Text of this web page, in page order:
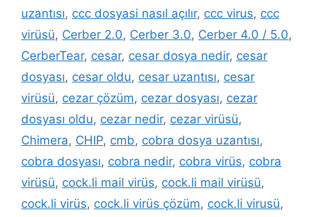
uzantısı, ccc dosyasi nasıl açılır, ccc virus, ccc
virüsü, Cerber 2.0, Cerber 3.0, Cerber 4.0 / 5.0,
CerberTear, cesar, cesar dosya nedir, cesar
dosyası, cesar oldu, cesar uzantısı, cesar
virüsü, cezar çözüm, cezar dosyası, cezar
dosyası oldu, cezar nedir, cezar virüsü,
Chimera, CHIP, cmb, cobra dosya uzantısı,
cobra dosyası, cobra nedir, cobra virüs, cobra
virüsü, cock.li mail virüs, cock.li mail virüsü,
cock.li virüs, cock.li virüs çözüm, cock.li virusü,